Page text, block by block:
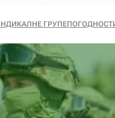
ГРУПЕ